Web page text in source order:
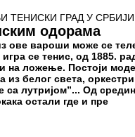
ТЕНИСКИ ГРАД У СРБИЈИ
одорама
ове вароши може се
се тенис, од 1885.
на ложење. Постоји
из белог света,
са лутријом”... Од
остали где и пре